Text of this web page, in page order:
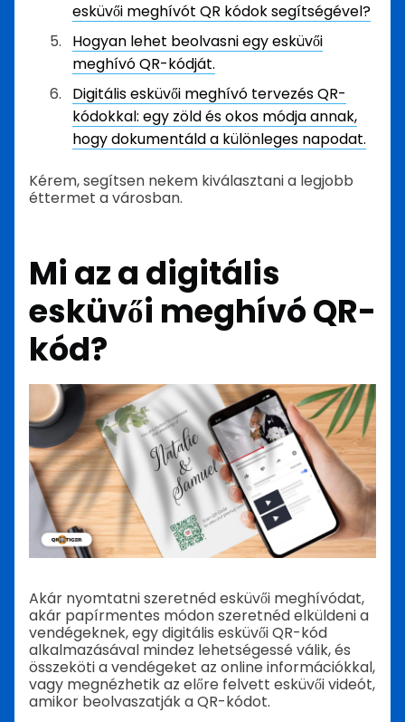
esküvői meghívót QR kódok segítségével?
Hogyan lehet beolvasni egy esküvői
meghívó QR-kódját.
Digitális esküvői meghívó tervezés QR-
kódokkal: egy zöld és okos módja annak,
hogy dokumentáld a különleges napodat.
Kérem, segítsen nekem kiválasztani a legjobb
éttermet a városban.
Mi az a digitális
esküvői meghívó QR-
kód?
Akár nyomtatni szeretnéd esküvői meghívódat,
akár papírmentes módon szeretnéd elküldeni a
vendégeknek, egy digitális esküvői QR-kód
alkalmazásával mindez lehetségessé válik, és
összeköti a vendégeket az online információkkal,
vagy megnézhetik az előre felvett esküvői videót,
amikor beolvaszatják a QR-kódot.